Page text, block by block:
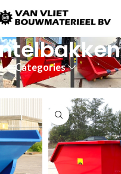
Categories
Kantelbakken